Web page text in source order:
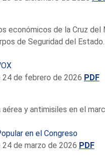
económicos de la Cruz
de Seguridad del Estado.
24 de febrero de 2026 PDF
y antimisiles en el
en el Congreso
24 de marzo de 2026 PDF